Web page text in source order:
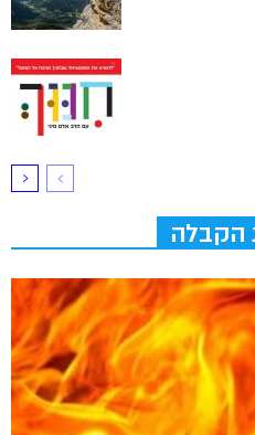
הקבלה